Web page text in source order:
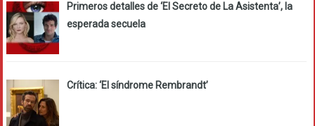
Primeros detalles de ‘El Secreto de La Asistenta’, la
esperada secuela
Crítica: ‘El síndrome Rembrandt’